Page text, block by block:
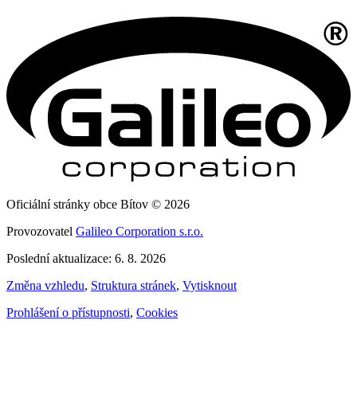
Oficiální stránky obce Bítov © 2026
Provozovatel Galileo Corporation s.r.o.
Poslední aktualizace: 6. 8. 2026
Změna vzhledu, Struktura stránek, Vytisknout
Prohlášení o přístupnosti, Cookies